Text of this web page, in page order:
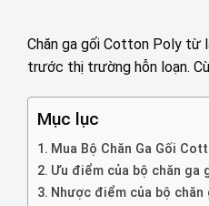
Chăn ga gối Cotton Poly từ
trước thị trường hỗn loạn.
Mục lục
Mua Bộ Chăn Ga Gối
Ưu điểm của bộ chăn
Nhược điểm của bộ